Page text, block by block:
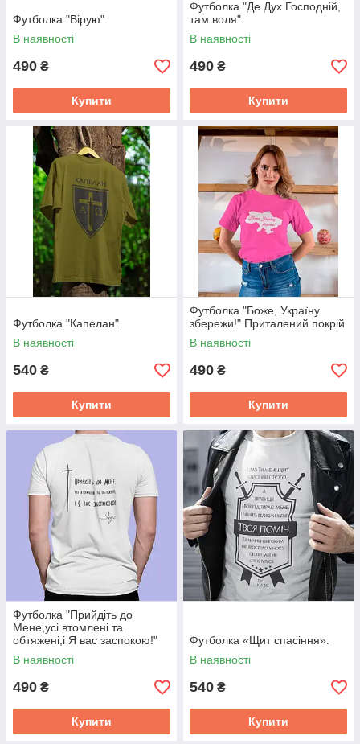
Футболка "Вірую".
В наявності
490 ₴
Купити
Футболка "Де Дух Господній,
там воля".
В наявності
490 ₴
Купити
Футболка "Капелан".
В наявності
540 ₴
Купити
Футболка "Боже, Україну
збережи!" Приталений покрій
В наявності
490 ₴
Купити
Футболка "Прийдіть до
Мене,усі втомлені та
обтяжені,і Я вас заспокою!"
Ісус
В наявності
490 ₴
Купити
Футболка «Щит спасіння».
В наявності
540 ₴
Купити